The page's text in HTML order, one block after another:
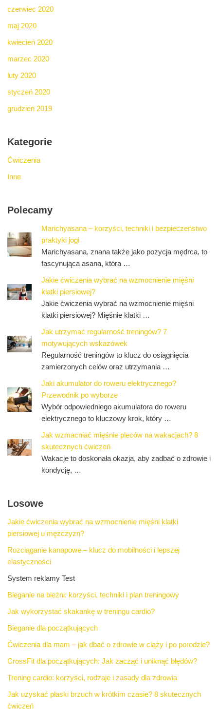
czerwiec 2020
maj 2020
kwiecień 2020
marzec 2020
luty 2020
styczeń 2020
grudzień 2019
Kategorie
Ćwiczenia
Inne
Polecamy
Marichyasana – korzyści, techniki i bezpieczeństwo
praktyki jogi
Marichyasana, znana także jako pozycja mędrca, to
fascynująca asana, która …
Jakie ćwiczenia wybrać na wzmocnienie mięśni
klatki piersiowej?
Jakie ćwiczenia wybrać na wzmocnienie mięśni
klatki piersiowej? Mięśnie klatki …
Jak utrzymać regularność treningów? 7
motywujących wskazówek
Regularność treningów to klucz do osiągnięcia
zamierzonych celów oraz utrzymania …
Jaki akumulator do roweru elektrycznego?
Przewodnik po wyborze
Wybór odpowiedniego akumulatora do roweru
elektrycznego to kluczowy krok, który …
Jak wzmacniać mięśnie pleców na wakacjach? 8
skutecznych ćwiczeń
Wakacje to doskonała okazja, aby zadbać o zdrowie i
kondycję, …
Losowe
Jakie ćwiczenia wybrać na wzmocnienie mięśni klatki
piersiowej u mężczyzn?
Rozciąganie kanapowe – klucz do mobilności i lepszej
elastyczności
System reklamy Test
Bieganie na bieżni: korzyści, techniki i plan treningowy
Jak wykorzystać skakankę w treningu cardio?
Bieganie dla początkujących
Ćwiczenia dla mam – jak dbać o zdrowie w ciąży i po porodzie?
CrossFit dla początkujących: Jak zacząć i uniknąć błędów?
Trening cardio: korzyści, rodzaje i zasady dla zdrowia
Jak uzyskać płaski brzuch w krótkim czasie? 8 skutecznych
ćwiczeń